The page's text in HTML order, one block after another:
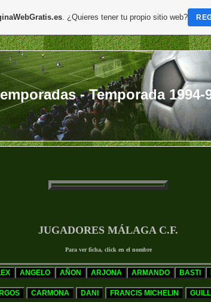
- Temporada 1994-
JUGADORES MÁLAGA C.F.
Para ver ficha, click en el nombre
. ¿Quieres tener tu propio sitio web?